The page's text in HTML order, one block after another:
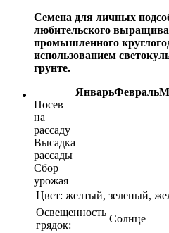
Семена для личных
любительского
промышленного
использованием
грунте.
ЯнварьФевраль
Посев
на
рассаду
Высадка
рассады
Сбор
урожая
Цвет: желтый, зеленый,
Освещенность
грядок:
Солнце